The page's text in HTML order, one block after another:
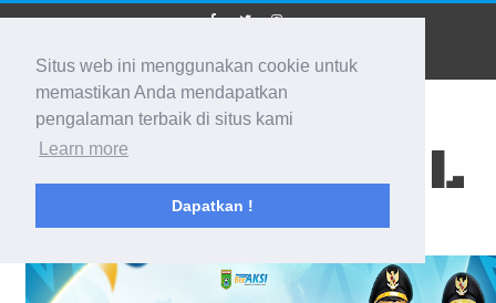
Situs web ini menggunakan cookie untuk
memastikan Anda mendapatkan
pengalaman terbaik di situs kami
Learn more
Dapatkan !
BIDIK KALSEL
Membidik Ke Segala Arah